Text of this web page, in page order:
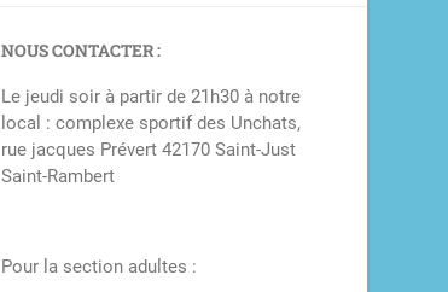
NOUS CONTACTER :
Le jeudi soir à partir de 21h30 à notre
local : complexe sportif des Unchats,
rue jacques Prévert 42170 Saint-Just
Saint-Rambert
Pour la section adultes :